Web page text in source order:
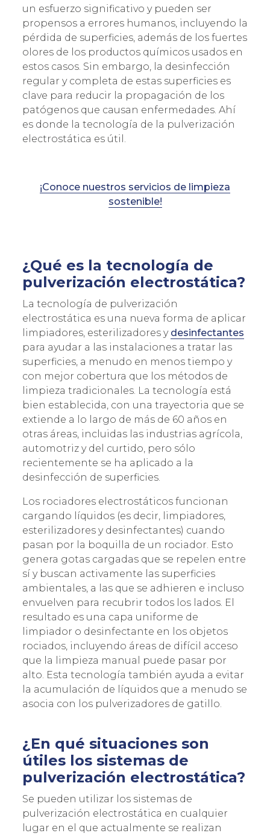
un esfuerzo significativo y pueden ser
propensos a errores humanos, incluyendo la
pérdida de superficies, además de los fuertes
olores de los productos químicos usados en
estos casos. Sin embargo, la desinfección
regular y completa de estas superficies es
clave para reducir la propagación de los
patógenos que causan enfermedades. Ahí
es donde la tecnología de la pulverización
electrostática es útil.
¡Conoce nuestros servicios de limpieza
sostenible!
¿Qué es la tecnología de
pulverización electrostática?
La tecnología de pulverización
electrostática es una nueva forma de aplicar
limpiadores, esterilizadores y desinfectantes
para ayudar a las instalaciones a tratar las
superficies, a menudo en menos tiempo y
con mejor cobertura que los métodos de
limpieza tradicionales. La tecnología está
bien establecida, con una trayectoria que se
extiende a lo largo de más de 60 años en
otras áreas, incluidas las industrias agrícola,
automotriz y del curtido, pero sólo
recientemente se ha aplicado a la
desinfección de superficies.
Los rociadores electrostáticos funcionan
cargando líquidos (es decir, limpiadores,
esterilizadores y desinfectantes) cuando
pasan por la boquilla de un rociador. Esto
genera gotas cargadas que se repelen entre
sí y buscan activamente las superficies
ambientales, a las que se adhieren e incluso
envuelven para recubrir todos los lados. El
resultado es una capa uniforme de
limpiador o desinfectante en los objetos
rociados, incluyendo áreas de difícil acceso
que la limpieza manual puede pasar por
alto. Esta tecnología también ayuda a evitar
la acumulación de líquidos que a menudo se
asocia con los pulverizadores de gatillo.
¿En qué situaciones son
útiles los sistemas de
pulverización electrostática?
Se pueden utilizar los sistemas de
pulverización electrostática en cualquier
lugar en el que actualmente se realizan
ÚNETE A NUESTRA
NEWSLETTER
RECIBE LAS ÚLTIMAS NOVEDADES
DEL SECTOR
Acepto la política de privacidad